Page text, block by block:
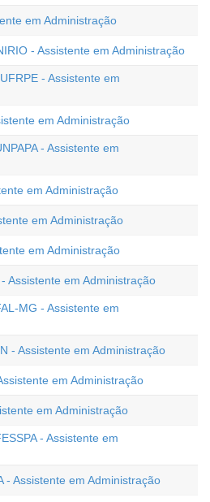
em Administração
- Assistente em Administração
- Assistente em
em Administração
- Assistente em
em Administração
em Administração
em Administração
Assistente em Administração
MG - Assistente em
- Assistente em Administração
em Administração
em Administração
- Assistente em
- Assistente em Administração